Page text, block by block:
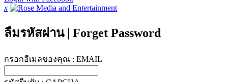
x
ลืมรหัสผ่าน | Forget Password
กรอกอีเมลของคุณ : EMAIL